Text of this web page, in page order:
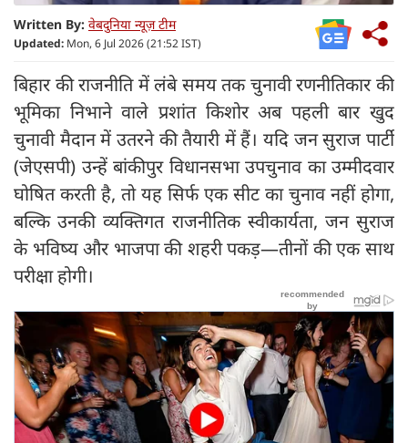
Written By: वेबदुनिया न्यूज़ टीम
Updated: Mon, 6 Jul 2026 (21:52 IST)
बिहार की राजनीति में लंबे समय तक चुनावी रणनीतिकार की
भूमिका निभाने वाले प्रशांत किशोर अब पहली बार खुद
चुनावी मैदान में उतरने की तैयारी में हैं। यदि जन सुराज पार्टी
(जेएसपी) उन्हें बांकीपुर विधानसभा उपचुनाव का उम्मीदवार
घोषित करती है, तो यह सिर्फ एक सीट का चुनाव नहीं होगा,
बल्कि उनकी व्यक्तिगत राजनीतिक स्वीकार्यता, जन सुराज
के भविष्य और भाजपा की शहरी पकड़—तीनों की एक साथ
परीक्षा होगी।